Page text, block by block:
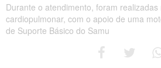
Durante o atendimento, foram
cardiopulmonar, com o apoio de uma
de Suporte Básico do Samu